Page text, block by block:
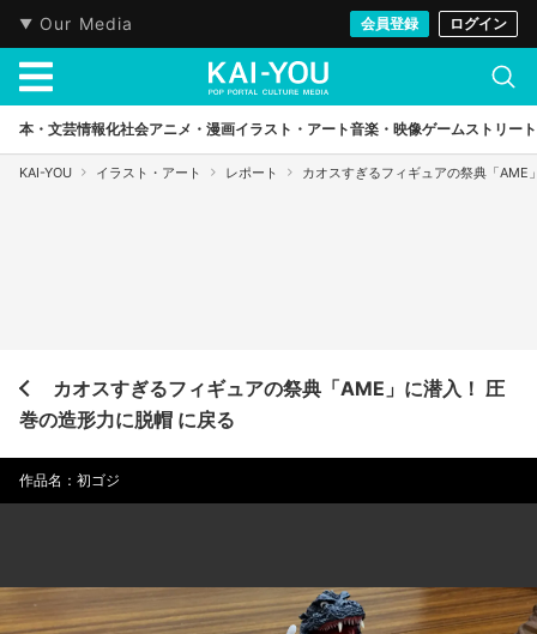
Our Media 会員登録 ログイン
本・文芸情報化社会アニメ・漫画イラスト・アート音楽・映像ゲームストリート
KAI-YOU イラスト・アート レポート カオスすぎるフィギュアの祭典「AME
カオスすぎるフィギュアの祭典「AME」に潜入！ 圧
巻の造形力に脱帽 に戻る
作品名：初ゴジ